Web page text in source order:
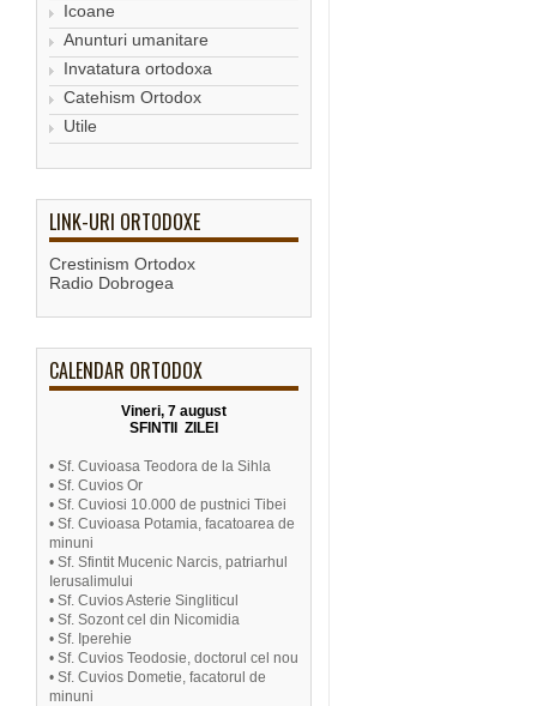
Icoane
Anunturi umanitare
Invatatura ortodoxa
Catehism Ortodox
Utile
LINK-URI ORTODOXE
Crestinism Ortodox
Radio Dobrogea
CALENDAR ORTODOX
Vineri, 7 august
SFINTII ZILEI
• Sf. Cuvioasa Teodora de la Sihla
• Sf. Cuvios Or
• Sf. Cuviosi 10.000 de pustnici Tibei
• Sf. Cuvioasa Potamia, facatoarea de
minuni
• Sf. Sfintit Mucenic Narcis, patriarhul
Ierusalimului
• Sf. Cuvios Asterie Singliticul
• Sf. Sozont cel din Nicomidia
• Sf. Iperehie
• Sf. Cuvios Teodosie, doctorul cel nou
• Sf. Cuvios Dometie, facatorul de
minuni